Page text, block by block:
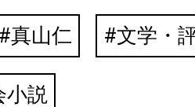
真山仁 文学・
小説